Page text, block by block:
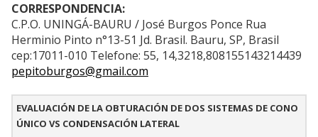
CORRESPONDENCIA:
C.P.O. UNINGÁ-BAURU / José Burgos Ponce Rua
Herminio Pinto n°13-51 Jd. Brasil. Bauru, SP, Brasil
cep:17011-010 Telefone: 55, 14,3218,808155143214439
pepitoburgos@gmail.com
EVALUACIÓN DE LA OBTURACIÓN DE DOS SISTEMAS DE CONO
ÚNICO VS CONDENSACIÓN LATERAL